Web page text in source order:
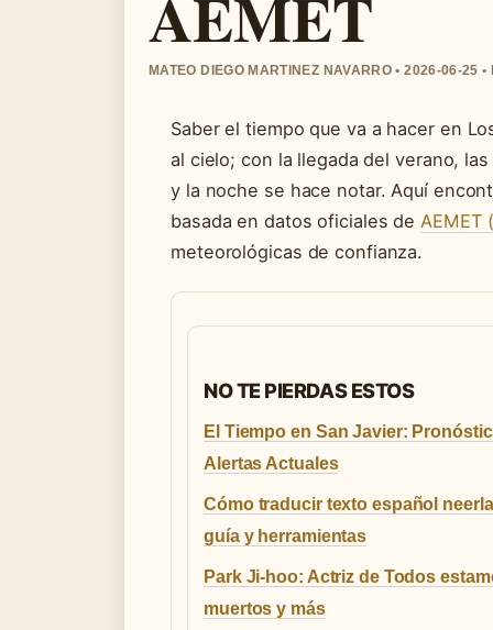
MATEO DIEGO MARTINEZ NAVARRO • 2026-06-25
Saber el tiempo que va a hacer en
al cielo; con la llegada del verano,
y la noche se hace notar. Aquí
basada en datos oficiales de AEMET
meteorológicas de confianza.
NO TE PIERDAS ESTOS
El Tiempo en San Javier:
Alertas Actuales
Cómo traducir texto español
guía y herramientas
Park Ji-hoo: Actriz de Todos
muertos y más